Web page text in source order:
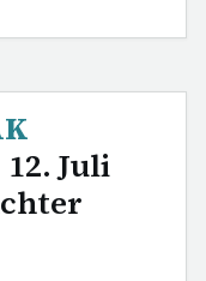
Juli